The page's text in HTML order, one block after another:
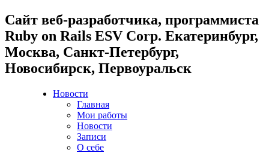
Cайт веб-разработчика, программиста
Ruby on Rails ESV Corp. Екатеринбург,
Москва, Санкт-Петербург,
Новосибирск, Первоуральск
Новости
Главная
Мои работы
Новости
Записи
О себе